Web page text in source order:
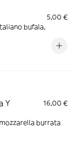
5,00 €
bufala,
Y
16,00 €
burrata